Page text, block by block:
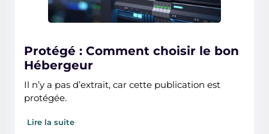
Protégé : Comment choisir le bon
Hébergeur
Il n’y a pas d’extrait, car cette publication est
protégée.
Lire la suite